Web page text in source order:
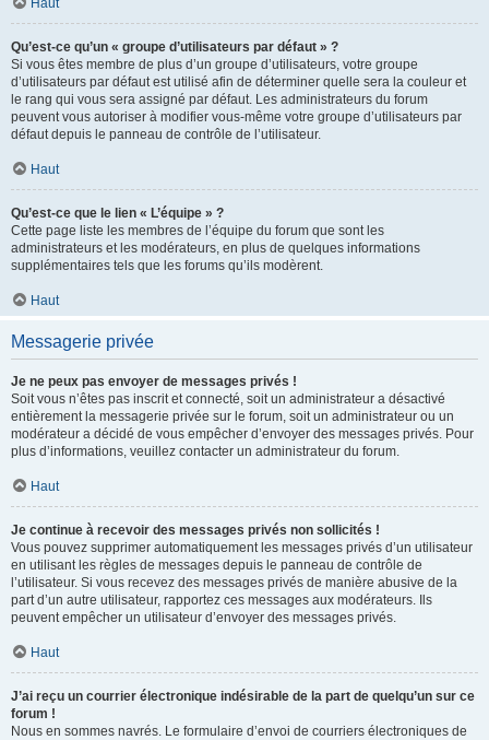
Haut
Qu’est-ce qu’un « groupe d’utilisateurs par défaut » ?
Si vous êtes membre de plus d’un groupe d’utilisateurs, votre groupe
d’utilisateurs par défaut est utilisé afin de déterminer quelle sera la couleur et
le rang qui vous sera assigné par défaut. Les administrateurs du forum
peuvent vous autoriser à modifier vous-même votre groupe d’utilisateurs par
défaut depuis le panneau de contrôle de l’utilisateur.
Haut
Qu’est-ce que le lien « L’équipe » ?
Cette page liste les membres de l’équipe du forum que sont les
administrateurs et les modérateurs, en plus de quelques informations
supplémentaires tels que les forums qu’ils modèrent.
Haut
Messagerie privée
Je ne peux pas envoyer de messages privés !
Soit vous n’êtes pas inscrit et connecté, soit un administrateur a désactivé
entièrement la messagerie privée sur le forum, soit un administrateur ou un
modérateur a décidé de vous empêcher d’envoyer des messages privés. Pour
plus d’informations, veuillez contacter un administrateur du forum.
Haut
Je continue à recevoir des messages privés non sollicités !
Vous pouvez supprimer automatiquement les messages privés d’un utilisateur
en utilisant les règles de messages depuis le panneau de contrôle de
l’utilisateur. Si vous recevez des messages privés de manière abusive de la
part d’un autre utilisateur, rapportez ces messages aux modérateurs. Ils
peuvent empêcher un utilisateur d’envoyer des messages privés.
Haut
J’ai reçu un courrier électronique indésirable de la part de quelqu’un sur ce
forum !
Nous en sommes navrés. Le formulaire d’envoi de courriers électroniques de